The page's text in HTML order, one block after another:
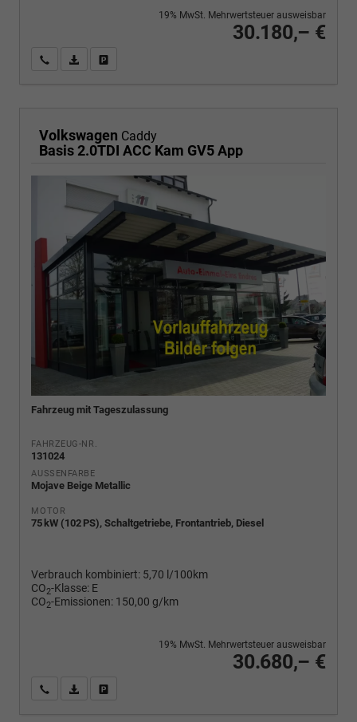
30.180,– €
19% MwSt. Mehrwertsteuer ausweisbar
Wir rufen Sie anPDF-Fahrzeugexposé drucken
Volkswagen Caddy
Basis 2.0TDI ACC Kam GV5 App
Fahrzeug mit Tageszulassung
FAHRZEUG-NR.
131024
AUSSENFARBE
Mojave Beige Metallic
MOTOR
75 kW (102 PS), Schaltgetriebe, Frontantrieb, Diesel
Verbrauch kombiniert: 5,70 l/100km
CO2-Klasse: E
CO2-Emissionen: 150,00 g/km
30.680,– €
19% MwSt. Mehrwertsteuer ausweisbar
Wir rufen Sie anPDF-Fahrzeugexposé drucken